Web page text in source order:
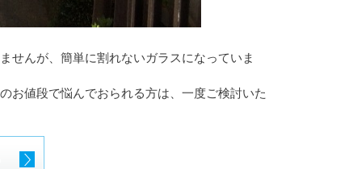
せんが、簡単に割れないガラスになっていま
お値段で悩んでおられる方は、一度ご検討いた